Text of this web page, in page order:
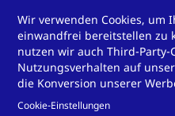
Wir verwenden Cookies, um
einwandfrei bereitstellen zu
nutzen wir auch Third-Party-
Nutzungsverhalten auf
die Konversion unserer
Cookie-Einstellungen